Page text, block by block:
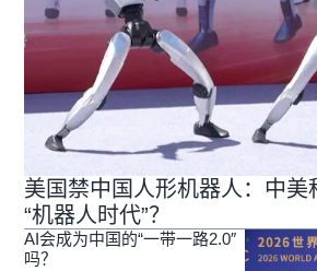
美国禁中国人形机器人：中美
“机器人时代”？
AI会成为中国的“一带一路2.0″
吗？